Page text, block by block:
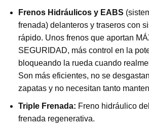
Frenos Hidráulicos y EABS
frenada) delanteros y traseros con
rápido. Unos frenos que aportan
SEGURIDAD, más control en la
bloqueando la rueda cuando
Son más eficientes, no se
zapatas y no necesitan tanto
Triple Frenada: Freno hidráulico
frenada regenerativa.